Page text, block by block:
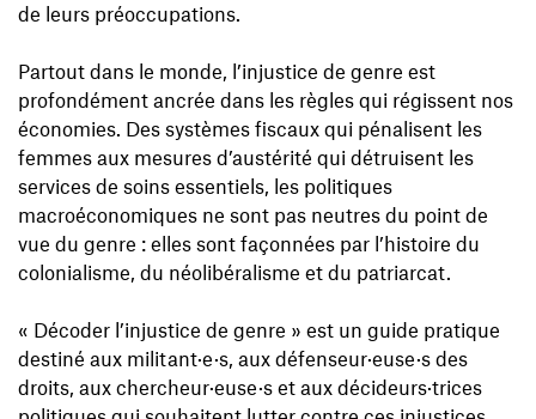
de leurs préoccupations.
Partout dans le monde, l’injustice de genre est
profondément ancrée dans les règles qui régissent nos
économies. Des systèmes fiscaux qui pénalisent les
femmes aux mesures d’austérité qui détruisent les
services de soins essentiels, les politiques
macroéconomiques ne sont pas neutres du point de
vue du genre : elles sont façonnées par l’histoire du
colonialisme, du néolibéralisme et du patriarcat.
« Décoder l’injustice de genre » est un guide pratique
destiné aux militant·e·s, aux défenseur·euse·s des
droits, aux chercheur·euse·s et aux décideurs·trices